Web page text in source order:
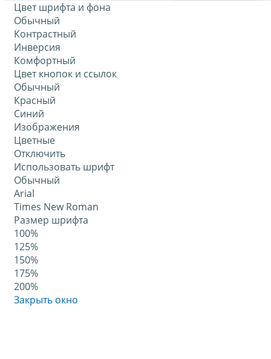
Цвет шрифта и фона
Обычный
Контрастный
Инверсия
Комфортный
Цвет кнопок и ссылок
Обычный
Красный
Синий
Изображения
Цветные
Отключить
Использовать шрифт
Обычный
Arial
Times New Roman
Размер шрифта
100%
125%
150%
175%
200%
Закрыть окно